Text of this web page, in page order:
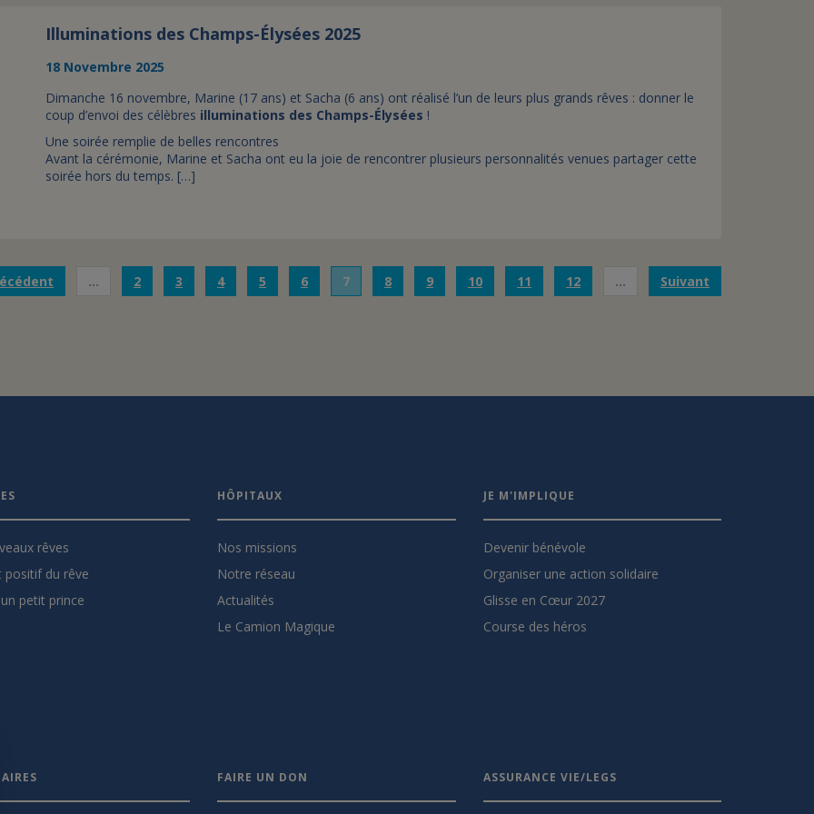
Illuminations des Champs-Élysées 2025
18 Novembre 2025
Dimanche 16 novembre, Marine (17 ans) et Sacha (6 ans) ont réalisé l’un de leurs plus grands rêves : donner le
coup d’envoi des célèbres illuminations des Champs-Élysées !
Une soirée remplie de belles rencontres
Avant la cérémonie, Marine et Sacha ont eu la joie de rencontrer plusieurs personnalités venues partager cette
soirée hors du temps. […]
… 2 3 4 5 6 7 8 9 10 11 12 … Suivant
rêves
positif du rêve
petit prince
HÔPITAUX
Nos missions
Notre réseau
Actualités
Le Camion Magique
JE M'IMPLIQUE
Devenir bénévole
Organiser une action solidaire
Glisse en Cœur 2027
Course des héros
FAIRE UN DON ASSURANCE VIE/LEGS